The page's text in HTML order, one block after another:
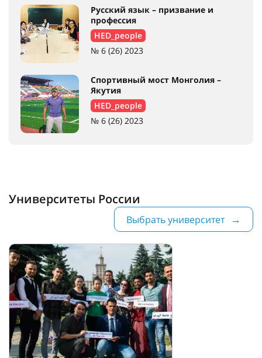
Русский язык – призвание и
профессия
HED_people
№ 6 (26) 2023
Спортивный мост Монголия –
Якутия
HED_people
№ 6 (26) 2023
Университеты России
Выбрать университет